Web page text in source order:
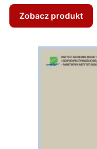
Zobacz produkt